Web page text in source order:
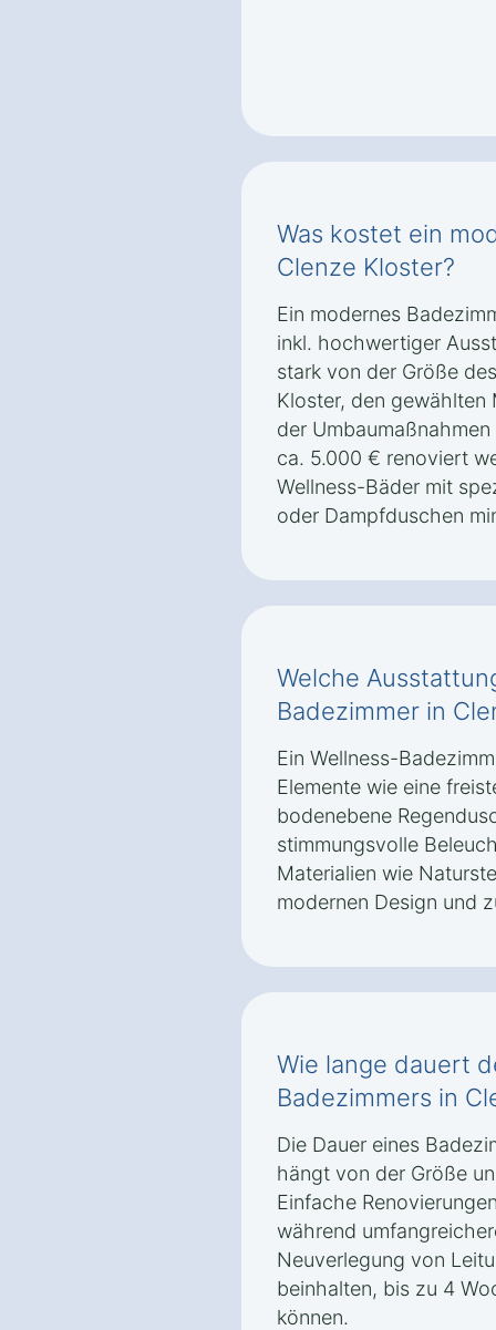
Was kostet ein
Clenze Kloster?
Ein modernes
inkl. hochwertiger
stark von der Größe
Kloster, den gewählten
der
ca. 5.000 € renoviert
Wellness-Bäder mit
oder Dampfduschen
Welche
Badezimmer in
Ein Wellness-
Elemente wie eine
bodenebene
stimmungsvolle
Materialien wie
modernen Design und
Wie lange dauert
Badezimmers in
Die Dauer eines
hängt von der Größe
Einfache
während
Neuverlegung von
beinhalten, bis zu 4
können.